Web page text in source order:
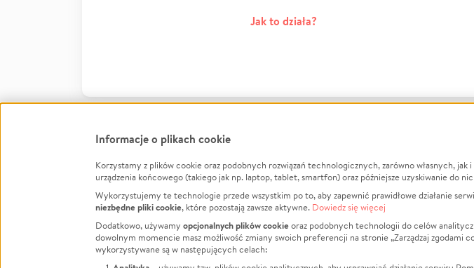
Jak to działa?
FacebookTwitter Instagram
LinkedInTikTok Youtube
Informacje
Jak to działa?
Regulamin
Polityka Prywatności
O nas
Opinie
Raporty
Za darmo
Informacje o plikach cookie
Korzystamy z plików cookie oraz podobnych rozwiązań technologicznych, zarówno własnych,
urządzenia końcowego (takiego jak np. laptop, tablet, smartfon) oraz późniejsze uzyskiwanie do
Wykorzystujemy te technologie przede wszystkim po to, aby zapewnić prawidłowe działanie
niezbędne pliki cookie, które pozostają zawsze aktywne. Dowiedz się więcej
Dodatkowo, używamy opcjonalnych plików cookieoraz podobnych technologii do celów
dowolnym momencie masz możliwość zmiany swoich preferencji na stronie „Zarządzaj zgodami
wykorzystywane są w następujących celach: